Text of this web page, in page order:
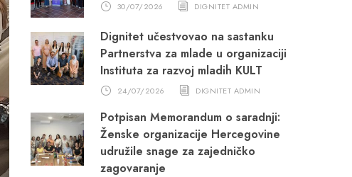
30/07/2026 DIGNITET ADMIN
Dignitet učestvovao na sastanku
Partnerstva za mlade u organizaciji
Instituta za razvoj mladih KULT
24/07/2026 DIGNITET ADMIN
Potpisan Memorandum o saradnji:
Ženske organizacije Hercegovine
udružile snage za zajedničko
zagovaranje